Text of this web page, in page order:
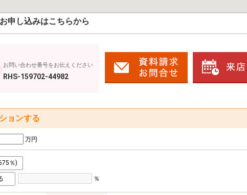
申し込みはこちらから
お問い合わせ番号をお伝えください
RHS-159702-44982
ョンする
万円
％)
％